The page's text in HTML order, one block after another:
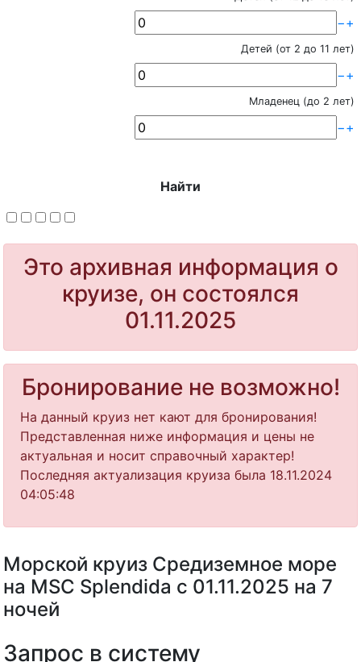
−+
Детей (от 2 до 11 лет)
−+
Младенец (до 2 лет)
−+
Найти
Это архивная информация о
круизе, он состоялся
01.11.2025
Бронирование не возможно!
На данный круиз нет кают для бронирования!
Представленная ниже информация и цены не
актуальная и носит справочный характер!
Последняя актуализация круиза была 18.11.2024
04:05:48
Морской круиз Средиземное море
на MSC Splendida с 01.11.2025 на 7
ночей
Запрос в систему